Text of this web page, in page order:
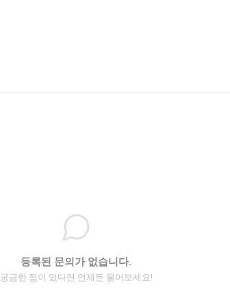
등록된 문의가 없습니다.
궁금한 점이 있다면 언제든 물어보세요!